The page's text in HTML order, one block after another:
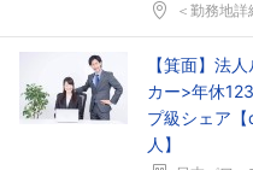
＜勤務地詳
【箕面】法
カー>年休
プ級シェア
人】